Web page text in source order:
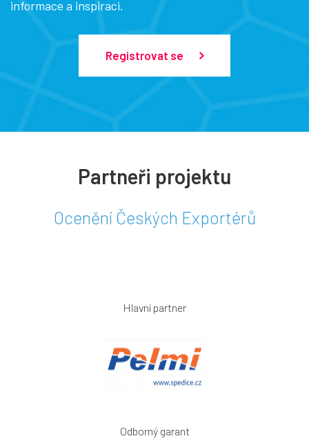
informace a inspiraci.
Registrovat se
Partneři projektu
Ocenění Českých Exportérů
Hlavní partner
Odborný garant